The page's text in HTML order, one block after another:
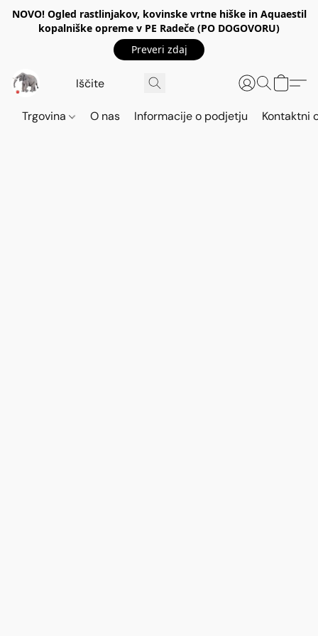
NOVO! Ogled rastlinjakov, kovinske vrtne hiške in Aquaestil
kopalniške opreme v PE Radeče (PO DOGOVORU)
Preveri zdaj
Trgovina O nas Informacije o podjetju Kontaktni